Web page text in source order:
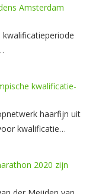
Amsterdam
kwalificatieperiode
kwalificatie-
haarfijn uit
kwalificatie…
2020 zijn